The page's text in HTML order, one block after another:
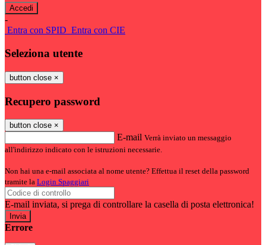
-
Entra con SPID Entra con CIE
Seleziona utente
button close ×
Recupero password
button close ×
E-mail Verrà inviato un messaggio
all'indirizzo indicato con le istruzioni necessarie.
Non hai una e-mail associata al nome utente? Effettua il reset della password
tramite la Login Spaggiari
E-mail inviata, si prega di controllare la casella di posta elettronica!
Errore